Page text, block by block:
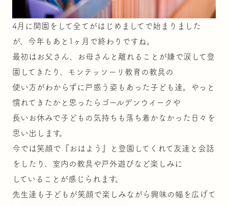
4月に開園をして全てがはじめましてで始まりました
が、今年もあと1ヶ月で終わりですね。
最初はお父さん、お母さんと離れることが嫌で涙して登
園してきたり、モンテッソーリ教育の教具の
使い方がわからずに戸惑う姿もあった子ども達。やっと
慣れてきたかと思ったらゴールデンウイークや
長いお休みで子どもの気持ちも落ち着かなかった日々を
思い出します。
今では笑顔で『おはよう』と登園してくれて友達と会話
をしたり、室内の教具や戸外遊びなど楽しみに
していることが感じられます。
先生達も子どもが笑顔で楽しみながら興味の幅を広げて